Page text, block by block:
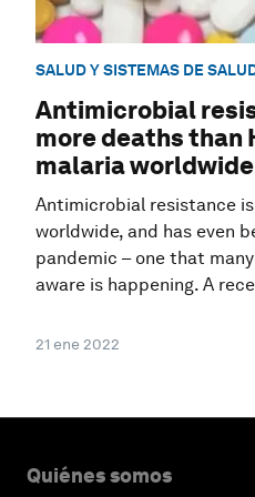
SALUD Y SISTEMAS DE
Antimicrobial
more deaths than
malaria
Antimicrobial resistance
worldwide, and has even
pandemic – one that
aware is happening. A
21 ene 2022
Quiénes somos